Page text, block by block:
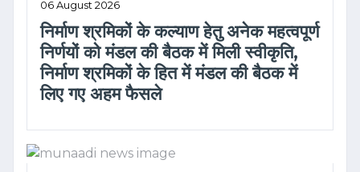
06 August 2026
निर्माण श्रमिकों के कल्याण हेतु अनेक महत्वपूर्ण
निर्णयों को मंडल की बैठक में मिली स्वीकृति,
निर्माण श्रमिकों के हित में मंडल की बैठक में
लिए गए अहम फैसले